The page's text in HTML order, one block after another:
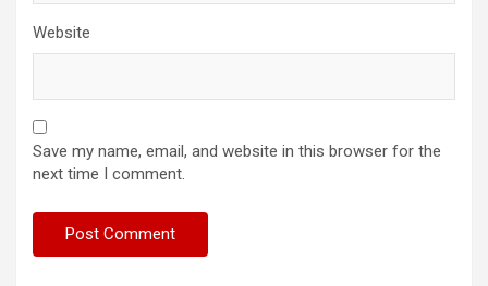
Website
Save my name, email, and website in this browser for the
next time I comment.